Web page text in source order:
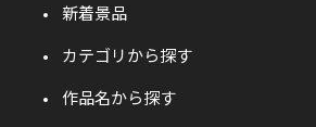
新着景品
カテゴリから探す
作品名から探す